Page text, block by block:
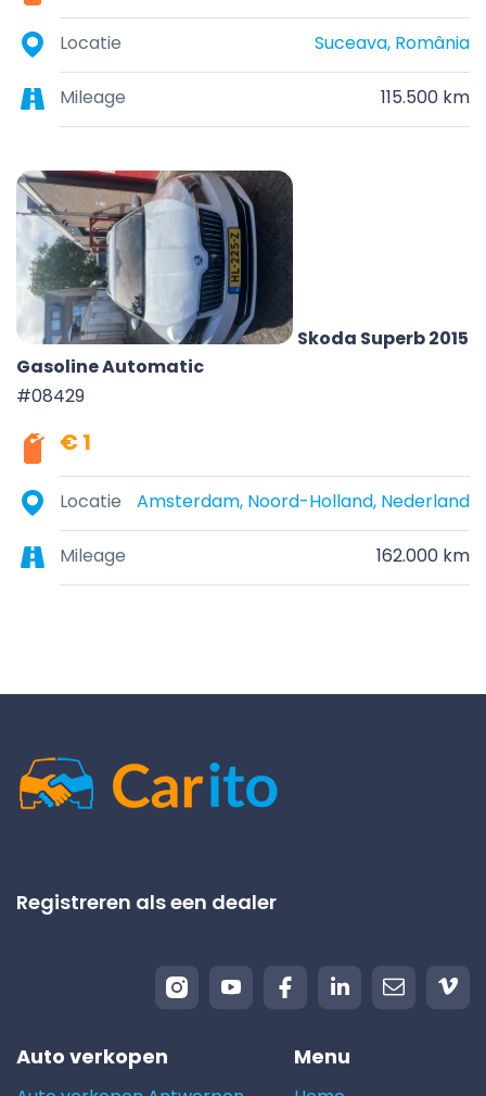
Locatie Suceava, România
Mileage 115.500 km
Skoda Superb 2015
Gasoline Automatic
#08429
€ 1
Locatie Amsterdam, Noord-Holland, Nederland
Mileage 162.000 km
Registreren als een dealer
Auto verkopen Menu